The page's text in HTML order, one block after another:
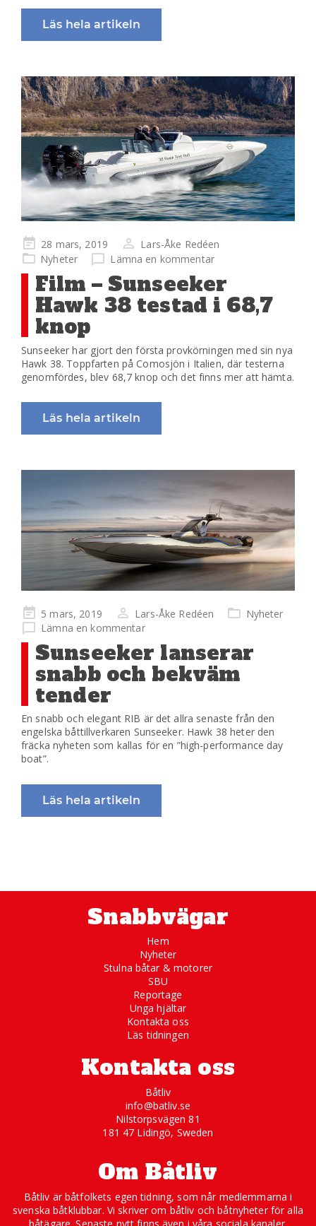
Läs hela artikeln
Publicerad
på
28 mars, 2019
Lars-Åke Redéen
Nyheter
Lämna en kommentar
Film – Sunseeker
Hawk 38 testad i 68,7
knop
Sunseeker har gjort den första provkörningen med sin nya
Hawk 38. Toppfarten på Comosjön i Italien, där testerna
genomfördes, blev 68,7 knop och det finns mer att hämta.
Läs hela artikeln
Publicerad
på
5 mars, 2019 Lars-Åke Redéen
Nyheter
Lämna en kommentar
Sunseeker lanserar
snabb och bekväm
tender
En snabb och elegant RIB är det allra senaste från den
engelska båttillverkaren Sunseeker. Hawk 38 heter den
fräcka nyheten som kallas för en ”high-performance day
boat”.
Läs hela artikeln
Snabbvägar
Hem
Nyheter
Stulna båtar & motorer
SBU
Reportage
Unga hjältar
Kontakta oss
Läs tidningen
Kontakta oss
Båtliv
info@batliv.se
Nilstorpsvägen 81
181 47 Lidingö, Sweden
Om Båtliv
Båtliv är båtfolkets egen tidning, som når medlemmarna i
svenska båtklubbar. Vi skriver om båtliv och båtnyheter för alla